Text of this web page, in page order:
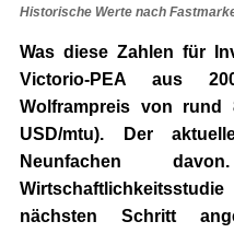
Historische Werte nach
Was diese Zahlen für
Victorio-PEA aus
Wolframpreis von rund
USD/mtu). Der
Neunfachen davon.
nächsten Schritt